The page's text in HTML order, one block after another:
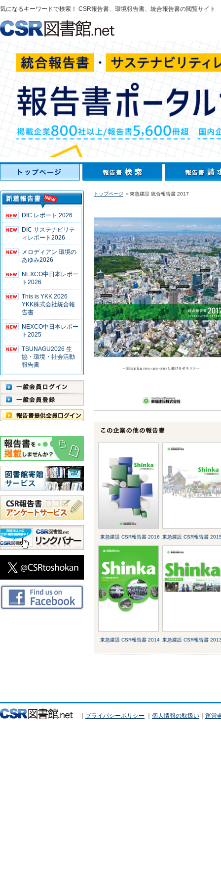
気になるキーワードで検索！ CSR報告書、環境報告書、統合報告書の閲覧サイト
DIC レポート 2026
DIC サステナビリテ
ィレポート2026
メロディアン 環境の
あゆみ2026
NEXCO中日本レポー
ト2026
This is YKK 2026
YKK株式会社統合報
告書
NEXCO中日本レポー
ト2025
TSUNAGU2026 生
協・環境・社会活動
報告書
トップページ ＞東急建設 統合報告書 2017
東急建設 CSR報告書 2016 東急建設 CSR報告書
東急建設 CSR報告書 2014 東急建設 CSR報告書
｜ プライバシーポリシー ｜ 個人情報の取扱い ｜ 運営